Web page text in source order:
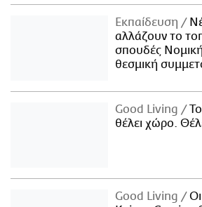
Εκπαίδευση
αλλάζουν το
σπουδές
θεσμική
Good Living
Το
θέλει χώρο.
Good Living
Οι